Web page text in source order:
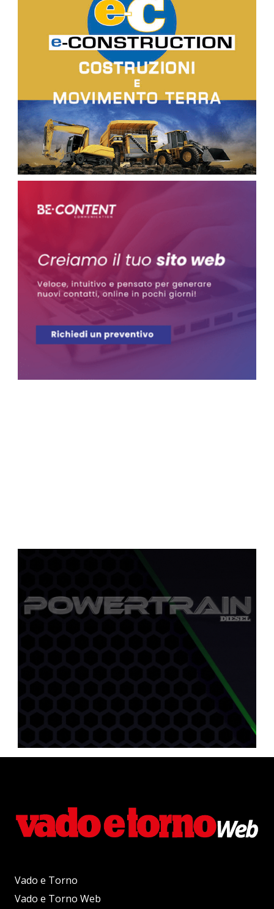
Vado e Torno
Vado e Torno Web